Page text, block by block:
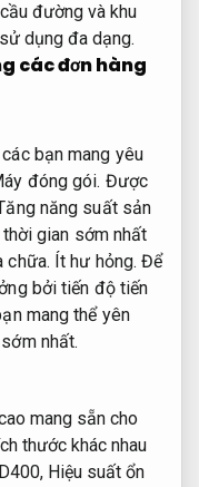
cầu đường và khu
dụng đa dạng.
các đơn hàng
bạn mang yêu
đóng gói. Được
năng suất sản
gian sớm nhất
chữa. Ít hư hỏng. Để
bởi tiến độ tiến
mang thể yên
nhất.
mang sẵn cho
thước khác nhau
D400, Hiệu suất ổn